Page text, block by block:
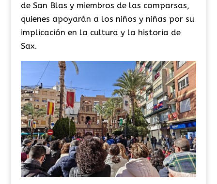
de San Blas y miembros de las comparsas,
quienes apoyarán a los niños y niñas por su
implicación en la cultura y la historia de
Sax.